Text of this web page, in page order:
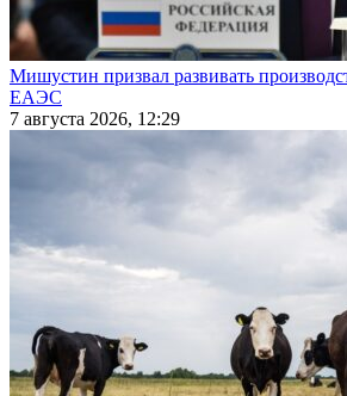
Мишустин призвал развивать
ЕАЭС
7 августа 2026, 12:29